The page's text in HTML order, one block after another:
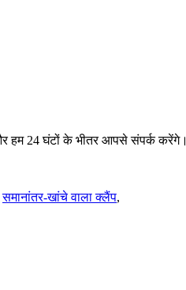
हम 24 घंटों के भीतर आपसे संपर्क करेंगे।
समानांतर-खांचे वाला क्लैंप,